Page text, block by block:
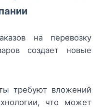
на перевозку
создает новые
требуют вложений
что может